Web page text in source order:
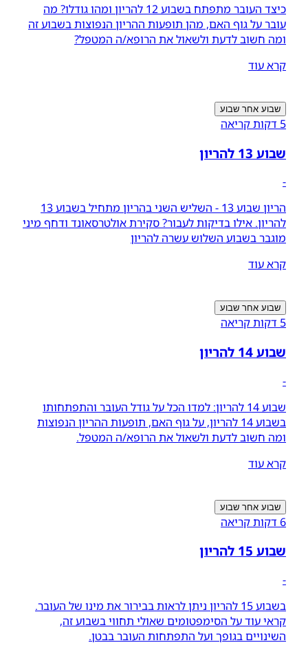
כיצד העובר מתפתח בשבוע 12 להריון ומהו גודלו? מה
עובר על גוף האם, מהן תופעות ההריון הנפוצות בשבוע זה
ומה חשוב לדעת ולשאול את הרופא/ה המטפל?
קרא עוד
שבוע אחר שבוע
5 דקות קריאה
שבוע 13 להריון
-
הריון שבוע 13 - השליש השני בהריון מתחיל בשבוע 13
להריון. אילו בדיקות לעבור? סקירת אולטרסאונד ודחף מיני
מוגבר בשבוע השלוש עשרה להריון
קרא עוד
שבוע אחר שבוע
5 דקות קריאה
שבוע 14 להריון
-
שבוע 14 להריון: למדו הכל על גודל העובר והתפתחותו
בשבוע 14 להריון, על גוף האם, תופעות ההריון הנפוצות
ומה חשוב לדעת ולשאול את הרופא/ה המטפל.
קרא עוד
שבוע אחר שבוע
6 דקות קריאה
שבוע 15 להריון
-
בשבוע 15 להריון ניתן לראות בבירור את מינו של העובר.
קראי עוד על הסימפטומים שאולי תחווי בשבוע זה,
השינויים בגופך ועל התפתחות העובר בבטן.